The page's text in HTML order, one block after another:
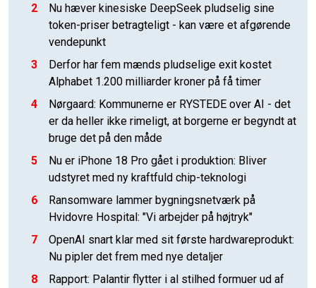
2
Nu hæver kinesiske DeepSeek pludselig sine
token-priser betragteligt - kan være et afgørende
vendepunkt
3
Derfor har fem mænds pludselige exit kostet
Alphabet 1.200 milliarder kroner på få timer
4
Nørgaard: Kommunerne er RYSTEDE over AI - det
er da heller ikke rimeligt, at borgerne er begyndt at
bruge det på den måde
5
Nu er iPhone 18 Pro gået i produktion: Bliver
udstyret med ny kraftfuld chip-teknologi
6
Ransomware lammer bygningsnetværk på
Hvidovre Hospital: "Vi arbejder på højtryk"
7
OpenAI snart klar med sit første hardwareprodukt:
Nu pipler det frem med nye detaljer
8
Rapport: Palantir flytter i al stilhed formuer ud af